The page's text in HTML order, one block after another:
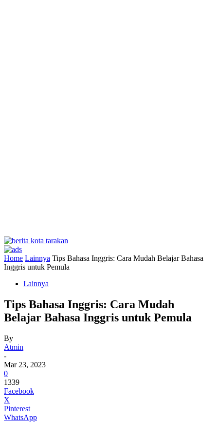
Home Lainnya Tips Bahasa Inggris: Cara Mudah Belajar Bahasa
Inggris untuk Pemula
Lainnya
Tips Bahasa Inggris: Cara Mudah
Belajar Bahasa Inggris untuk Pemula
By
Atmin
-
Mar 23, 2023
0
1339
Facebook
X
Pinterest
WhatsApp